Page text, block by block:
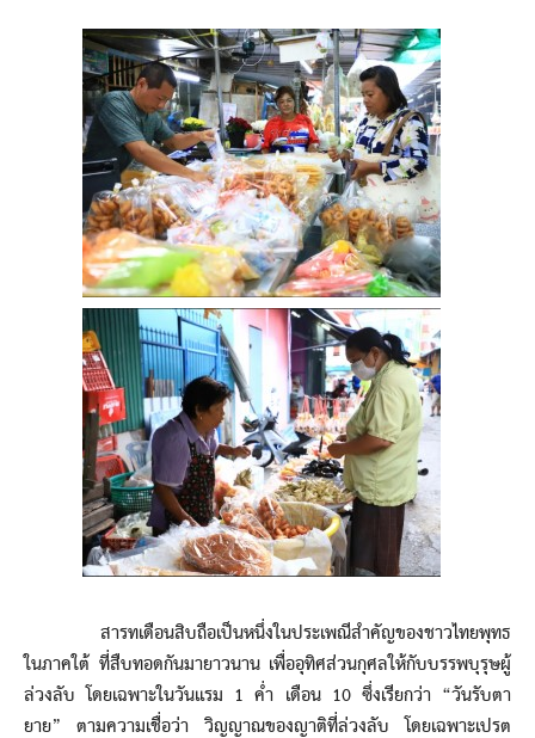
สารทเดือนสิบถือเป็นหนึ่งในประเพณีสำคัญของชาวไทยพุทธ
ในภาคใต้ ที่สืบทอดกันมายาวนาน เพื่ออุทิศส่วนกุศลให้กับบรรพบุรุษผู้
ล่วงลับ โดยเฉพาะในวันแรม 1 ค่ำ เดือน 10 ซึ่งเรียกว่า “วันรับตา
ยาย” ตามความเชื่อว่า วิญญาณของญาติที่ล่วงลับ โดยเฉพาะเปรต